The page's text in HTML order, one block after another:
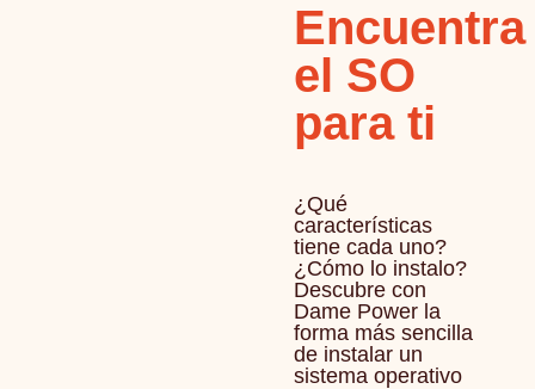
Encuentra
el SO
para ti
¿Qué
características
tiene cada uno?
¿Cómo lo instalo?
Descubre con
Dame Power la
forma más sencilla
de instalar un
sistema operativo